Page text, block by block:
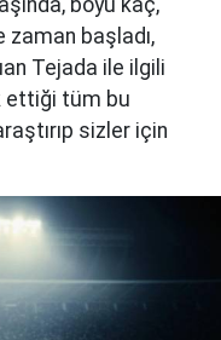
boyu kaç,
zaman başladı,
Tejada ile ilgili
ettiği tüm bu
sizler için